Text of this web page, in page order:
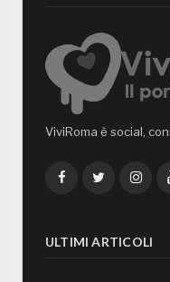
ViviRoma è social,
FacebookTwitter
ULTIMI ARTICOLI